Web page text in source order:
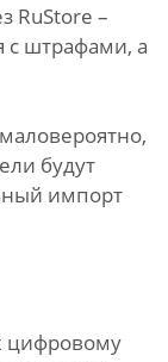
RuStore –
с штрафами, а
будут
импорт
цифровому